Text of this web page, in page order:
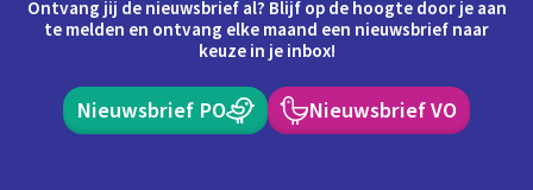
Ontvang jij de nieuwsbrief al? Blijf op de hoogte door je aan
te melden en ontvang elke maand een nieuwsbrief naar
keuze in je inbox!
Nieuwsbrief PO Nieuwsbrief VO